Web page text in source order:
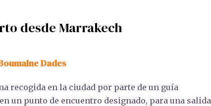
desde Marrakech
Dades
recogida en la ciudad por parte de un guía
un punto de encuentro designado, para una salida